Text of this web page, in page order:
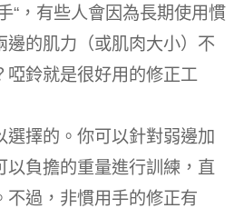
“，有些人會因為長期使用慣
邊的肌力（或肌肉大小）不
啞鈴就是很好用的修正工
選擇的。 你可以針對弱邊加
以負擔的重量進行訓練，直
不過，非慣用手的修正有